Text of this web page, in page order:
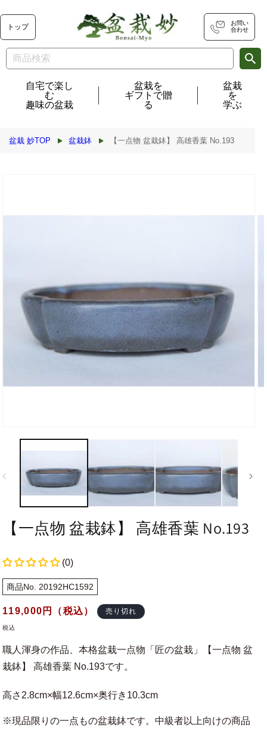
ンツに
進む
トップ
お問い
合わせ
自宅で楽し
む
趣味の盆栽
盆栽を
ギフトで贈
る
盆栽
を
学ぶ
盆栽 妙TOP 盆栽鉢 【一点物 盆栽鉢】 高雄香葉 No.193
【一点物 盆栽鉢】 高雄香葉 No.193
(0)
商品No. 20192HC1592
通
常
格
119,000 円（税込） 売り切れ
税込
職人渾身の作品、本格盆栽一点物「匠の盆栽」【一点物 盆
栽鉢】 高雄香葉 No.193です。
高さ2.8cm×幅12.6cm×奥行き10.3cm
※現品限りの一点もの盆栽鉢です。中級者以上向けの商品